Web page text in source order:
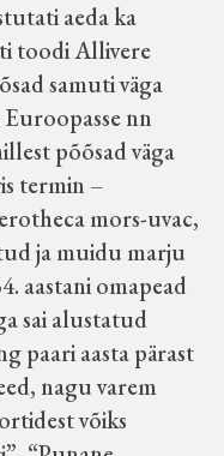
aeda ka
toodi Allivere
samuti väga
Euroopasse nn
põõsad väga
termin –
mors-uvac,
ja muidu marju
aastani omapead
sai alustatud
paari aasta pärast
nagu varem
võiks